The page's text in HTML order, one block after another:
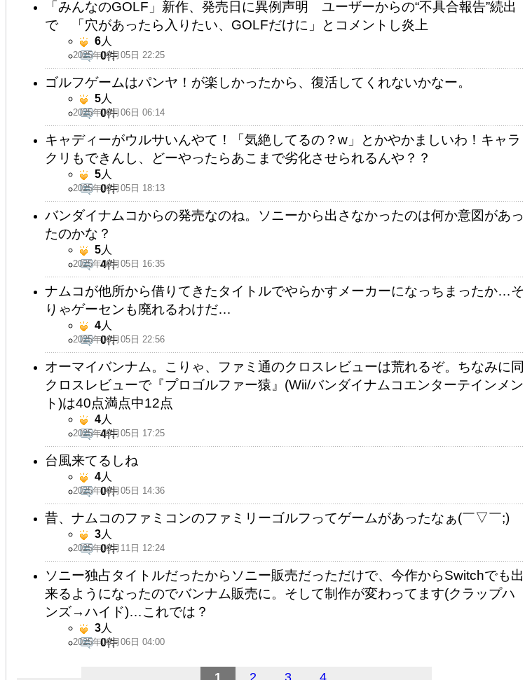
「みんなのGOLF」新作、発売日に異例声明 ユーザーからの“不具合報告”続出
で 「穴があったら入りたい、GOLFだけに」とコメントし炎上
2025年09月05日 22:25
6人
0件
ゴルフゲームはパンヤ！が楽しかったから、復活してくれないかなー。
2025年09月06日 06:14
5人
0件
キャディーがウルサいんやて！「気絶してるの？w」とかやかましいわ！キャラ
クリもできんし、どーやったらあこまで劣化させられるんや？？
2025年09月05日 18:13
5人
0件
バンダイナムコからの発売なのね。ソニーから出さなかったのは何か意図があっ
たのかな？
2025年09月05日 16:35
5人
4件
ナムコが他所から借りてきたタイトルでやらかすメーカーになっちまったか…そ
りゃゲーセンも廃れるわけだ…
2025年09月05日 22:56
4人
0件
オーマイバンナム。こりゃ、ファミ通のクロスレビューは荒れるぞ。ちなみに同
クロスレビューで『プロゴルファー猿』(Wii/バンダイナムコエンターテインメン
ト)は40点満点中12点
2025年09月05日 17:25
4人
4件
台風来てるしね
2025年09月05日 14:36
4人
0件
昔、ナムコのファミコンのファミリーゴルフってゲームがあったなぁ(￣▽￣;)
2025年09月11日 12:24
3人
0件
ソニー独占タイトルだったからソニー販売だっただけで、今作からSwitchでも出
来るようになったのでバンナム販売に。そして制作が変わってます(クラップハ
ンズ→ハイド)…これでは？
2025年09月06日 04:00
3人
0件
1 2 3 4